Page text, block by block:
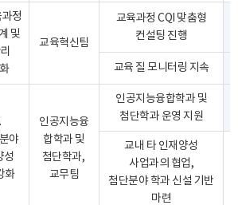
정
및
교육혁신팀
교육과정 CQI 맞춤형
컨설팅 진행
교육 질 모니터링 지속
야
성
화
인공지능융
합학과 및
첨단학과,
교무팀
인공지능융합학과 및
첨단학과 운영 지원
교내 타 인재양성
사업과의 협업,
첨단분야 학과 신설 기반
마련